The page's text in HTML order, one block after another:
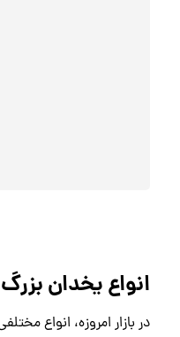
انواع یخدان
در بازار امروزه، انواع